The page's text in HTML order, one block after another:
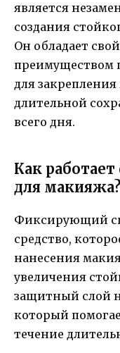
является
создания
Он обладает
преимуществом
для
длительной
всего дня.
Как
для макияжа?
Фиксирующий
средство,
нанесения
увеличения
защитный слой
который
течение